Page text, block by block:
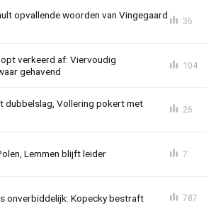
opvallende woorden van Vingegaard
36
verkeerd af: Viervoudig
gehavend
104
dubbelslag, Vollering pokert met
26
Lemmen blijft leider 7
onverbiddelijk: Kopecky bestraft 787